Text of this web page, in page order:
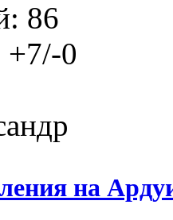
86
+7/-0
на